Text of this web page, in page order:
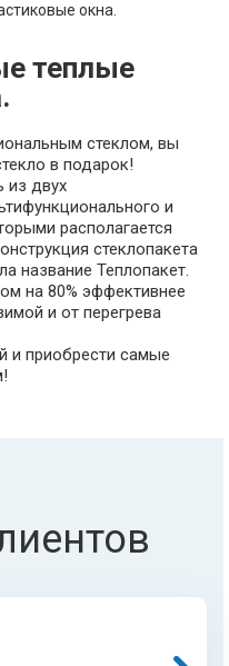
окна.
теплые
стеклом, вы
в подарок!
из двух
и
располагается
стеклопакета
название Теплопакет.
на 80% эффективнее
и от перегрева
и приобрести самые